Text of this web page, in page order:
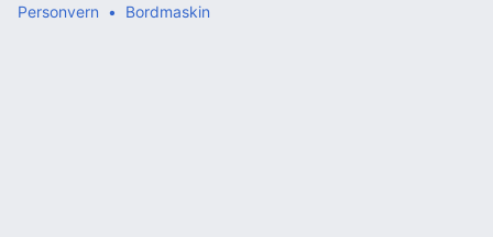
Personvern Bordmaskin